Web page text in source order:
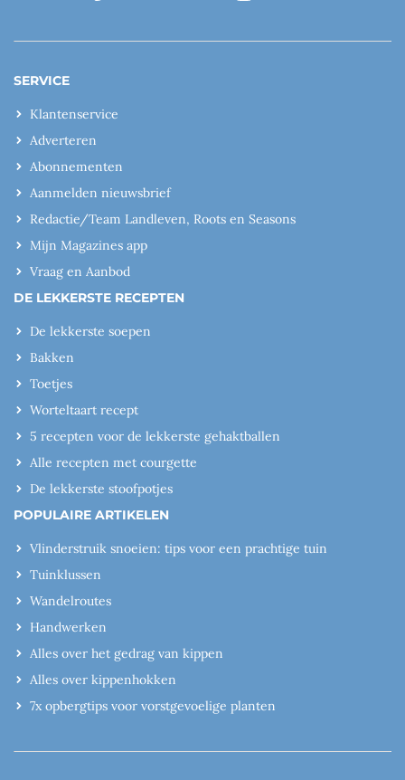
SERVICE
Klantenservice
Adverteren
Abonnementen
Aanmelden nieuwsbrief
Redactie/Team Landleven, Roots en Seasons
Mijn Magazines app
Vraag en Aanbod
DE LEKKERSTE RECEPTEN
De lekkerste soepen
Bakken
Toetjes
Worteltaart recept
5 recepten voor de lekkerste gehaktballen
Alle recepten met courgette
De lekkerste stoofpotjes
POPULAIRE ARTIKELEN
Vlinderstruik snoeien: tips voor een prachtige tuin
Tuinklussen
Wandelroutes
Handwerken
Alles over het gedrag van kippen
Alles over kippenhokken
7x opbergtips voor vorstgevoelige planten